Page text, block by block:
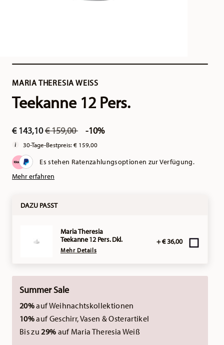
MARIA THERESIA WEISS
Teekanne 12 Pers.
€ 143,10Price reduced from
€ 159,00to -10%
30-Tage-Bestpreis:€ 159,00
Es stehen Ratenzahlungsoptionen zur Verfügung.
Mehr erfahren
DAZU PASST
Maria Theresia
Teekanne 12 Pers. Dkl.
Mehr Details
+ € 36,00
Summer Sale
20%auf Weihnachtskollektionen
10%auf Geschirr, Vasen & Osterartikel
Bis zu29% auf Maria Theresia Weiß